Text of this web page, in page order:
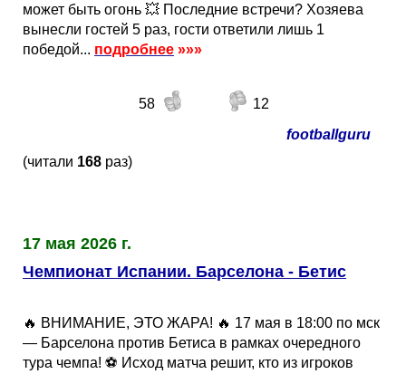
может быть огонь 💥 Последние встречи? Хозяева
вынесли гостей 5 раз, гости ответили лишь 1
победой... подробнее »»»
58
12
footballguru
(читали 168 раз)
17 мая 2026 г.
Чемпионат Испании. Барселона - Бетис
🔥 ВНИМАНИЕ, ЭТО ЖАРА! 🔥 17 мая в 18:00 по мск
— Барселона против Бетиса в рамках очередного
тура чемпа! ⚽️ Исход матча решит, кто из игроков